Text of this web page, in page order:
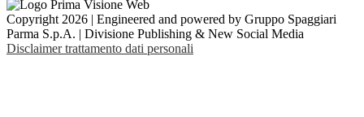
Copyright 2026 | Engineered and powered by Gruppo Spaggiari
Parma S.p.A. | Divisione Publishing & New Social Media
Disclaimer trattamento dati personali